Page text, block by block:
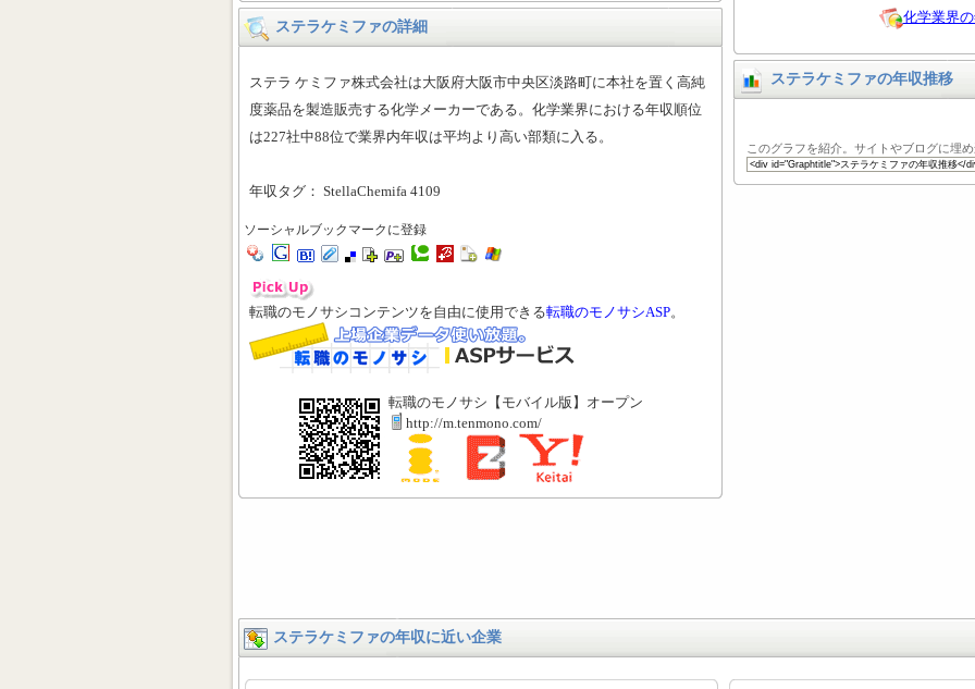
ステラケミファの詳細
ステラ ケミファ株式会社は大阪府大阪市中央区淡路町に本社を置く高純
度薬品を製造販売する化学メーカーである。化学業界における年収順位
は227社中88位で業界内年収は平均より高い部類に入る。
年収タグ： StellaChemifa 4109
ソーシャルブックマークに登録
転職のモノサシコンテンツを自由に使用できる転職のモノサシASP。
転職のモノサシ【モバイル版】オープン
http://m.tenmono.com/
化学業界
ステラケミファの年収推移
このグラフを紹介。サイトやブログに埋
ステラケミファの年収に近い企業